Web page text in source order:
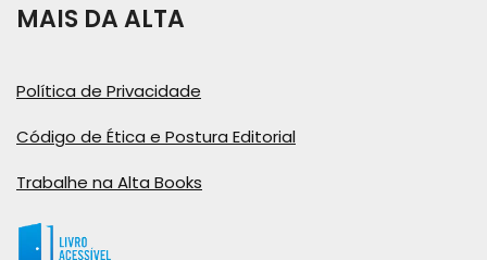
MAIS DA ALTA
Política de Privacidade
Código de Ética e Postura Editorial
Trabalhe na Alta Books